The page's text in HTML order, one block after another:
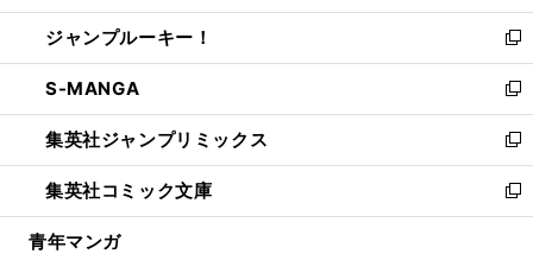
開
く
ウ
で
開
く
ン
ド
ウ
で
開
く
ウ
ィ
ン
ド
ウ
で
開
く
し
い
ウ
ィ
ン
ド
ウ
で
開
ジャンプルーキー！
新
し
い
ウ
ィ
ン
ド
ウ
S-MANGA
新
し
い
ウ
ィ
ン
集英社ジャンプリミックス
新
し
い
ウ
集英社コミック文庫
新
し
青年マンガ